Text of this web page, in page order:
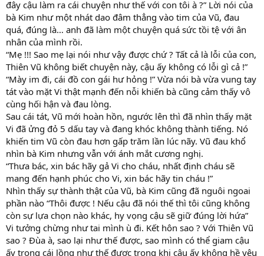
đây cậu làm ra cái chuyện như thế với con tôi à ?” Lời nói của
bà Kim như một nhát dao đâm thẳng vào tim của Vũ, đau
quá, đúng là… anh đã làm một chuyện quá sức tồi tệ với ân
nhân của mình rồi.
“Mẹ !!! Sao mẹ lại nói như vậy được chứ ? Tất cả là lỗi của con,
Thiên Vũ không biết chuyện này, cậu ấy không có lỗi gì cả !”
“Mày im đi, cái đồ con gái hư hỏng !” Vừa nói bà vừa vung tay
tát vào mặt Vi thật mạnh đến nỗi khiến bà cũng cảm thấy vô
cùng hối hận và đau lòng.
Sau cái tát, Vũ mới hoàn hồn, ngước lên thì đã nhìn thấy mặt
Vi đã ửng đỏ 5 dấu tay và đang khóc không thành tiếng. Nó
khiến tim Vũ còn đau hơn gấp trăm lần lúc nãy. Vũ đau khổ
nhìn bà Kim nhưng vẫn với ánh mắt cương nghị.
“Thưa bác, xin bác hãy gả Vi cho cháu, nhất định cháu sẽ
mang đến hạnh phúc cho Vi, xin bác hãy tin cháu !”
Nhìn thấy sự thành thật của Vũ, bà Kim cũng đã nguôi ngoai
phần nào “Thôi được ! Nếu cậu đã nói thế thì tôi cũng không
còn sự lựa chọn nào khác, hy vọng cậu sẽ giữ đúng lời hứa”
Vi tưởng chừng như tai mình ù đi. Kết hôn sao ? Với Thiên Vũ
sao ? Đùa à, sao lại như thế được, sao mình có thể giam cậu
ấy trong cái lồng như thế được trong khi cậu ấy không hề yêu